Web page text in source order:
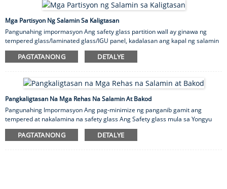
ligaw na ginagamit upang protektahan ang madla sa likod nito. Ang mga
tempered ice rink glass system ay nagsisilbi sa ilang layunin, kabilang ang: 1)
Pagprotekta ...
Mga Partisyon Ng Salamin Sa Kaligtasan
Pangunahing impormasyon Ang safety glass partition wall ay ginawa ng
tempered glass/laminated glass/IGU panel, kadalasan ang kapal ng salamin
ay maaaring 8mm, 10mm, 12mm, 15mm. Mayroong maraming iba pang
mga uri ng salamin na karaniwang ginagamit bilang partition, para sa
glass partition, laminated glass partition, insulated glass partition. Ang glass
partition ay kadalasang ginagamit sa opisina, bahay at komersyal na
gusali.10mm clear toughened glass partition ay 5 beses na stro...
PAGTATANONG DETALYE
Pangkaligtasan Na Mga Rehas Na Salamin At Bakod
Pangunahing Impormasyon Ang pag-minimize ng panganib gamit ang
tempered at nakalamina na safety glass Ang Safety glass mula sa Yongyu
Glass ay may kasamang mga karagdagang feature para protektahan ka
mula sa mga banta sakaling may mangyari na sakuna. Ang aming mga
PAGTATANONG DETALYE